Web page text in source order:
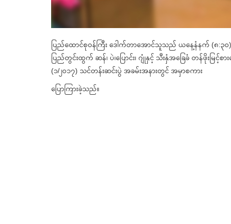
ပြည်ထောင်စုဝန်ကြီး ဒေါက်တာအောင်သူသည် ယနေ့နံနက် (၈:၃
ပြည်တွင်းထွက် ဆန်၊ ပဲ၊ပြောင်း၊ ဂျုံနှင့် သီးနှံအခြေခံ တန်ဖိုး
(၁/၂၀၁၇) သင်တန်းဆင်းပွဲ အခမ်းအနားတွင် အမှာစကား
ပြောကြားခဲ့သည်။